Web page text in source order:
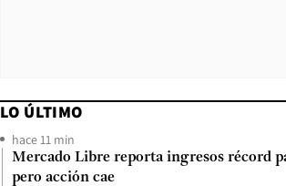
LO ÚLTIMO
hace 11 min
Mercado Libre reporta ingresos récord
pero acción cae